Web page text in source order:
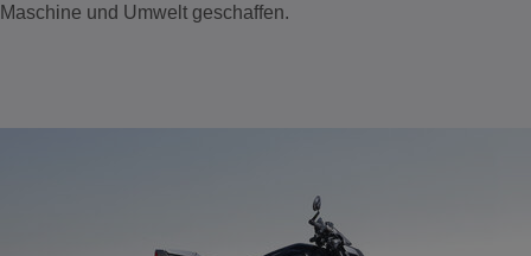
Maschine und Umwelt geschaffen.